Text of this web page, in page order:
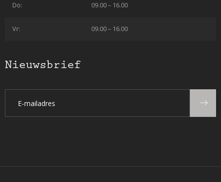
Do: 09.00 – 16.00
Vr: 09.00 – 16.00
Nieuwsbrief